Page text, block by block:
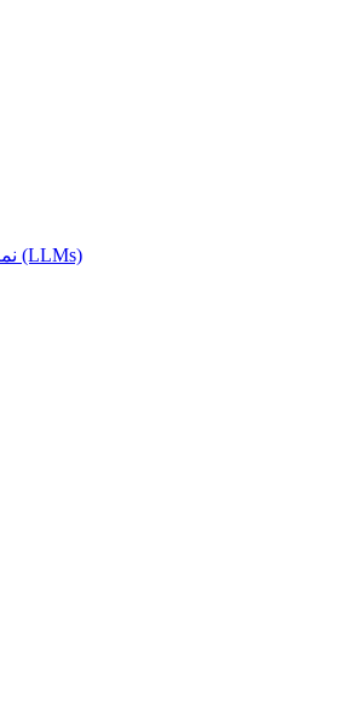
نماذج اللغة الكبيرة (LLMs)